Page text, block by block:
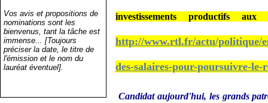
Vos avis et propositions de
nominations sont les
bienvenus, tant la tâche est
immense... [Toujours
préciser la date, le titre de
l'émission et le nom du
lauréat éventuel].
investissements productifs aux
http://www.rtl.fr/actu/politique/
des-salaires-pour-poursuivre-le-
Candidat aujourd'hui, les grands